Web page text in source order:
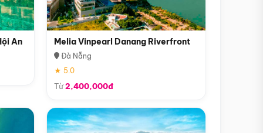
An Melia Vinpearl Danang Riverfront
Đà Nẵng
★ 5.0
Từ2,400,000đ